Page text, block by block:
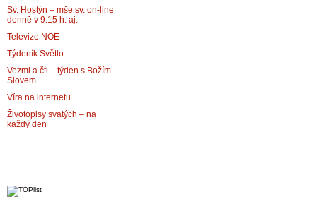
Sv. Hostýn – mše sv. on-line
denně v 9.15 h. aj.
Televize NOE
Týdeník Světlo
Vezmi a čti – týden s Božím
Slovem
Víra na internetu
Životopisy svatých – na
každý den